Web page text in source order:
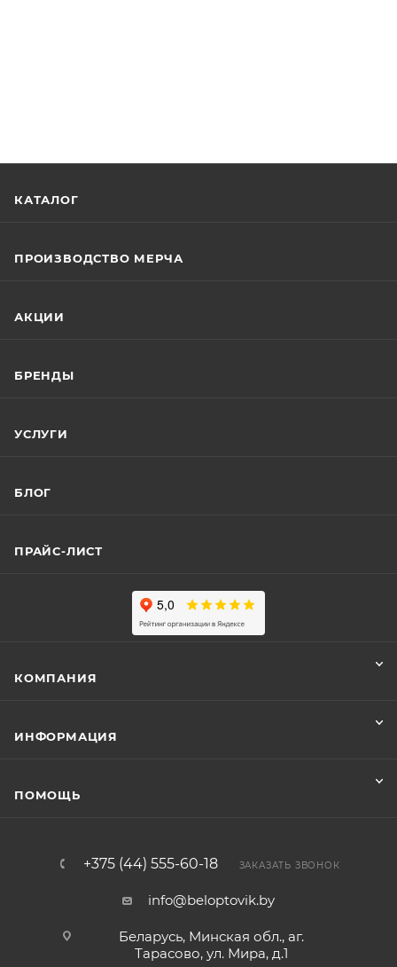
КАТАЛОГ
ПРОИЗВОДСТВО МЕРЧА
АКЦИИ
БРЕНДЫ
УСЛУГИ
БЛОГ
ПРАЙС-ЛИСТ
КОМПАНИЯ
ИНФОРМАЦИЯ
ПОМОЩЬ
+375 (44) 555-60-18 ЗАКАЗАТЬ ЗВОНОК
info@beloptovik.by
Беларусь, Минская обл., аг.
Тарасово, ул. Мира, д.1